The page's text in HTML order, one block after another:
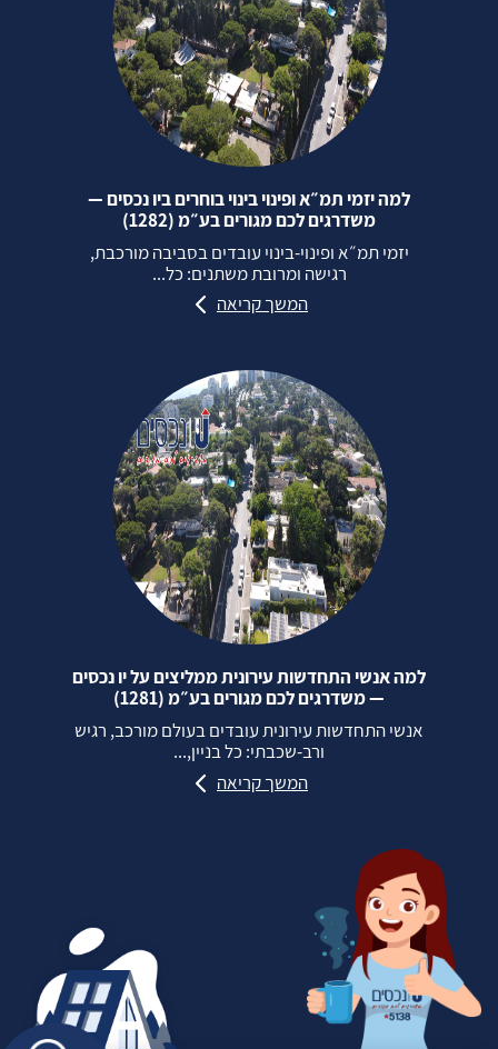
למה יזמי תמ״א ופינוי בינוי בוחרים ביו נכסים —
משדרגים לכם מגורים בע״מ (1282)
יזמי תמ״א ופינוי‑בינוי עובדים בסביבה מורכבת,
רגישה ומרובת משתנים: כל...
המשך קריאה
למה אנשי התחדשות עירונית ממליצים על יו נכסים
— משדרגים לכם מגורים בע״מ (1281)
אנשי התחדשות עירונית עובדים בעולם מורכב, רגיש
ורב‑שכבתי: כל בניין,...
המשך קריאה